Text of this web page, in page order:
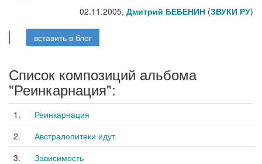
02.11.2005, Дмитрий БЕБЕНИН (ЗВУКИ РУ)
вставить в блог
Список композиций альбома
"Реинкарнация":
1.
Реинкарнация
2.
Австралопитеки идут
3.
Зависимость